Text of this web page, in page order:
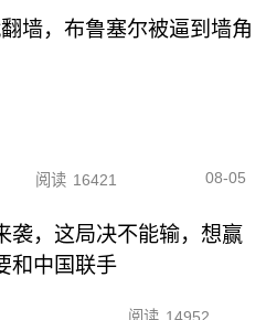
墙，布鲁塞尔被逼到墙角
阅读 16421 08-05
袭，这局决不能输，想赢
和中国联手
阅读 14952